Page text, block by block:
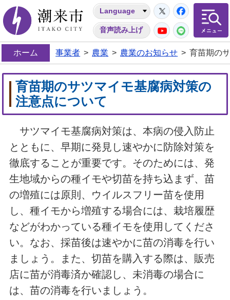
潮来市
Language
音声読み上げ
Twitter
YouTube
LINE
ホーム 事業者 > 農業 > 農業のお知らせ > 育苗期の
育苗期のサツマイモ基腐病対策の
注意点について
サツマイモ基腐病対策は、本病の侵入防止
とともに、早期に発見し速やかに防除対策を
徹底することが重要です。そのためには、発
生地域からの種イモや切苗を持ち込まず、苗
の増殖には原則、ウイルスフリー苗を使用
し、種イモから増殖する場合には、栽培履歴
などがわかっている種イモを使用してくださ
い。なお、採苗後は速やかに苗の消毒を行い
ましょう。また、切苗を購入する際は、販売
店に苗が消毒済か確認し、未消毒の場合に
は、苗の消毒を行いましょう。